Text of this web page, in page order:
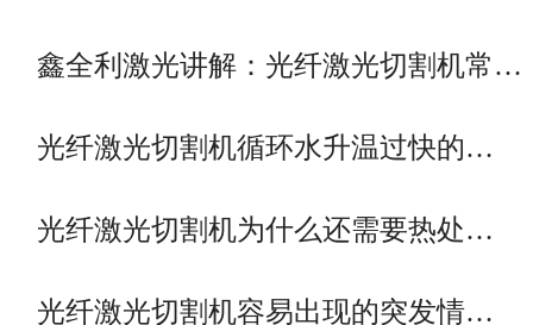
鑫全利激光讲解：光纤激光切割机常…
光纤激光切割机循环水升温过快的…
光纤激光切割机为什么还需要热处…
光纤激光切割机容易出现的突发情…